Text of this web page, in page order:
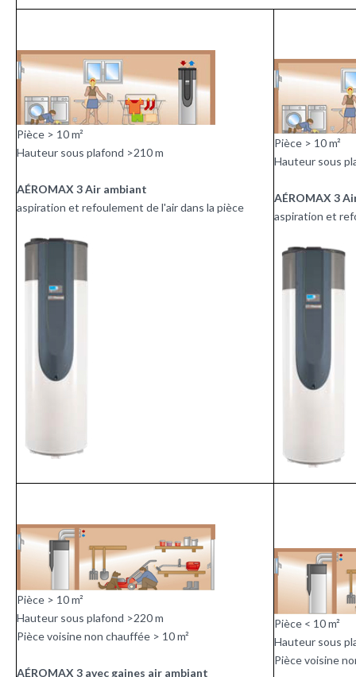
Pièce > 10 m²
Hauteur sous plafond >210 m
AÉROMAX 3 Air ambiant
aspiration et refoulement de l'air dans la pièce
Pièce > 10 m²
Hauteur sous
AÉROMAX 3
aspiration et
Pièce > 10 m²
Hauteur sous plafond >220 m
Pièce voisine non chauffée > 10 m²
AÉROMAX 3 avec gaines air ambiant
Pièce < 10 m²
Hauteur sous
Pièce voisine